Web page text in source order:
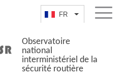
FR Lister lesMenu
Observatoire
national
interministériel de la
sécurité routière